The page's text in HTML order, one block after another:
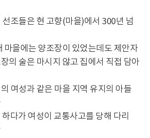
선조들은 현 고향(마을)에서 300년 넘
마을에는 양조장이 있었는데도 제안자
의 술은 마시지 않고 집에서 직접 담아
여성과 같은 마을 지역 유지의 아들
다가 여성이 교통사고를 당해 다리